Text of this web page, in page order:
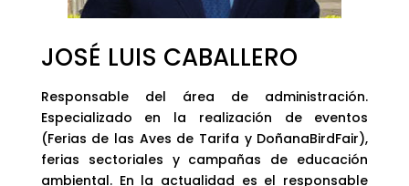
JOSÉ LUIS CABALLERO
Responsable del área de administración.
Especializado en la realización de eventos
(Ferias de las Aves de Tarifa y DoñanaBirdFair),
ferias sectoriales y campañas de educación
ambiental. En la actualidad es el responsable